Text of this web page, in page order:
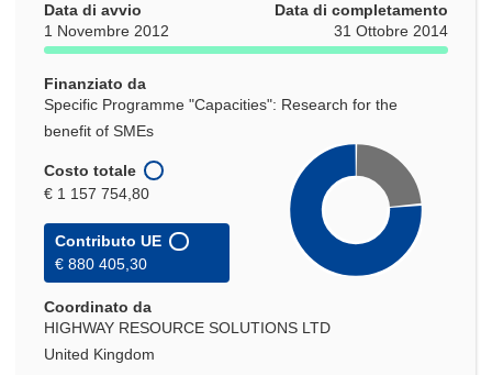
una
nuova
finestra)
Data di avvio
1 Novembre 2012
Data di completamento
31 Ottobre 2014
Finanziato da
Specific Programme "Capacities": Research for the
benefit of SMEs
Costo totale
€ 1 157 754,80
Contributo UE
€ 880 405,30
Coordinato da
HIGHWAY RESOURCE SOLUTIONS LTD
United Kingdom